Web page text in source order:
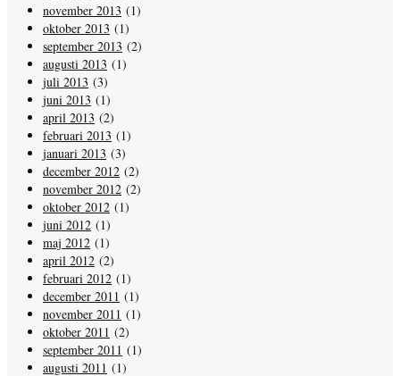
november 2013 (1)
oktober 2013 (1)
september 2013 (2)
augusti 2013 (1)
juli 2013 (3)
juni 2013 (1)
april 2013 (2)
februari 2013 (1)
januari 2013 (3)
december 2012 (2)
november 2012 (2)
oktober 2012 (1)
juni 2012 (1)
maj 2012 (1)
april 2012 (2)
februari 2012 (1)
december 2011 (1)
november 2011 (1)
oktober 2011 (2)
september 2011 (1)
augusti 2011 (1)